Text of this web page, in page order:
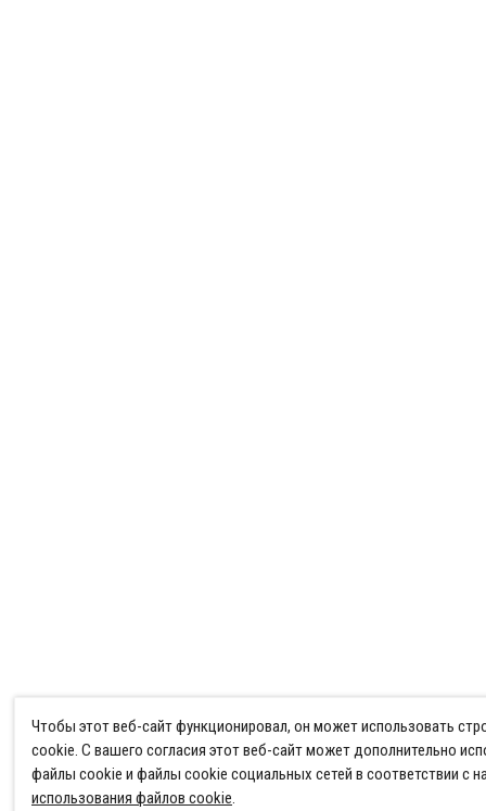
Чтобы этот веб-сайт функционировал, он может использовать
cookie. С вашего согласия этот веб-сайт может дополнительно
файлы cookie и файлы cookie социальных сетей в соответствии с
использования файлов cookie